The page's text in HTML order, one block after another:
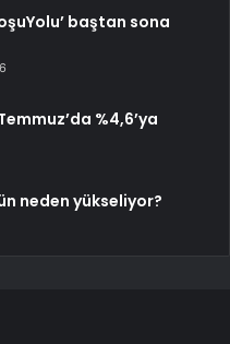
baştan sona
%4,6’ya
neden yükseliyor?